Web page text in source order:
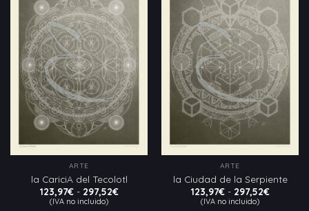
Añadir
a la
lista
de
deseos
ARTE
la CariciA del Tecolotl
123,97€ - 297,52€Rango
(IVA no incluido)
Añadir
a la
lista
de
deseos
ARTE
la Ciudad de la Serpiente
123,97€ - 297,52€Rango
(IVA no incluido)